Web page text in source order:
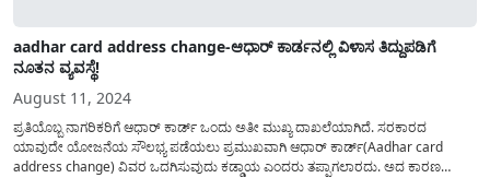
aadhar card address change-ಆಧಾರ್ ಕಾರ್ಡನಲ್ಲಿ ವಿಳಾಸ ತಿದ್ದುಪಡಿಗೆ
ನೂತನ ವ್ಯವಸ್ಥೆ!
August 11, 2024
ಪ್ರತಿಯೊಬ್ಬ ನಾಗರಿಕರಿಗೆ ಆಧಾರ್ ಕಾರ್ಡ್ ಒಂದು ಅತೀ ಮುಖ್ಯ ದಾಖಲೆಯಾಗಿದೆ. ಸರಕಾರದ
ಯಾವುದೇ ಯೋಜನೆಯ ಸೌಲಭ್ಯ ಪಡೆಯಲು ಪ್ರಮುಖವಾಗಿ ಆಧಾರ್ ಕಾರ್ಡ್(Aadhar card
address change) ವಿವರ ಒದಗಿಸುವುದು ಕಡ್ಡಾಯ ಎಂದರು ತಪ್ಪಾಗಲಾರದು. ಅದ ಕಾರಣ